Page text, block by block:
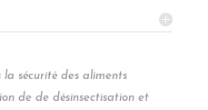
la sécurité des aliments
de de désinsectisation et